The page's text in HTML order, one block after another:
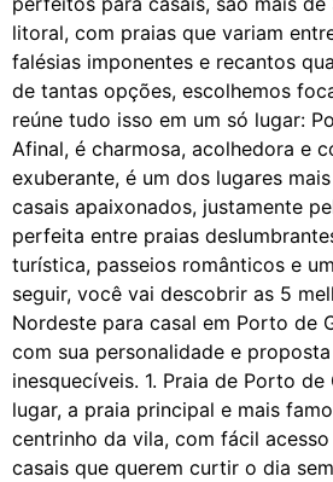
litoral, com praias que variam
falésias imponentes e recantos
de tantas opções, escolhemos
reúne tudo isso em um só lugar:
Afinal, é charmosa, acolhedora e
exuberante, é um dos lugares
casais apaixonados, justamente
perfeita entre praias
turística, passeios românticos e
seguir, você vai descobrir as 5
Nordeste para casal em Porto de
com sua personalidade e
inesquecíveis. 1. Praia de Porto
lugar, a praia principal e mais
centrinho da vila, com fácil
casais que querem curtir o dia